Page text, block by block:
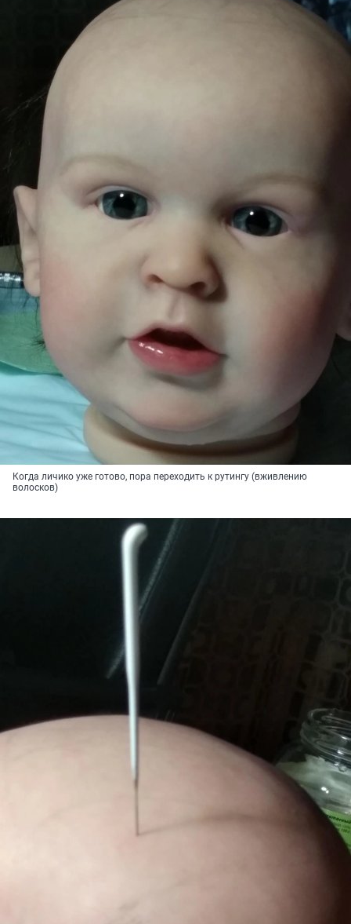
Когда личико уже готово, пора переходить к рутингу (вживлению
волосков)